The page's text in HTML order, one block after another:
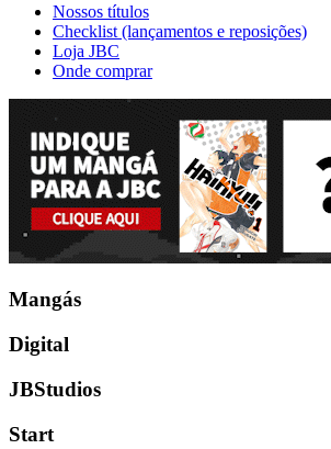
Nossos títulos
Checklist (lançamentos e reposições)
Loja JBC
Onde comprar
Mangás
Digital
JBStudios
Start